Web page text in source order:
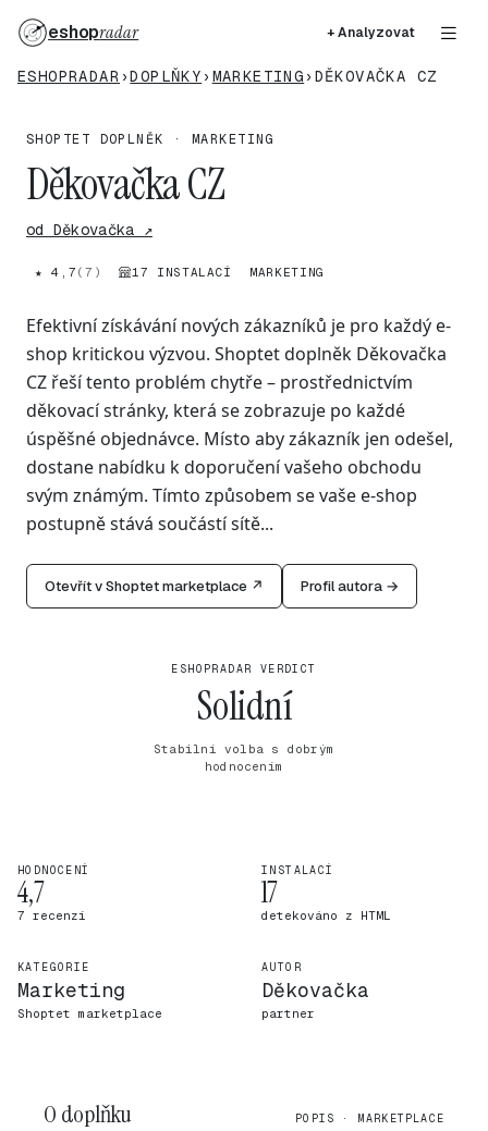
eshopradar + Analyzovat
ESHOPRADAR ›DOPLŇKY › MARKETING › DĚKOVAČKA CZ
SHOPTET DOPLNĚK · MARKETING
Děkovačka CZ
od Děkovačka ↗
★ 4,7 (7) 17 INSTALACÍ MARKETING
Efektivní získávání nových zákazníků je pro každý e-
shop kritickou výzvou. Shoptet doplněk Děkovačka
CZ řeší tento problém chytře – prostřednictvím
děkovací stránky, která se zobrazuje po každé
úspěšné objednávce. Místo aby zákazník jen odešel,
dostane nabídku k doporučení vašeho obchodu
svým známým. Tímto způsobem se vaše e-shop
postupně stává součástí sítě...
Otevřít v Shoptet marketplace ↗ Profil autora →
ESHOPRADAR VERDICT
Solidní
Stabilní volba s dobrým
hodnocením
HODNOCENÍ
4,7
7 recenzí
INSTALACÍ
17
detekováno z HTML
KATEGORIE
Marketing
Shoptet marketplace
AUTOR
Děkovačka
partner
O doplňku POPIS · MARKETPLACE